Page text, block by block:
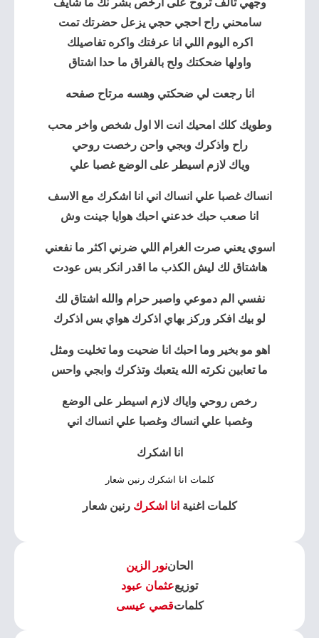
وجهي تالف تروح على ارخص بشر نك ما شايف
سامحني راح احجي حجي يزعل حضرتك تمت
اكره اليوم اللي انا عرفتك واكره تفاصيلك
واولها ضحكتك ولح بالفراق ما حدا اشتاق
انا رجعت لي ضحكتي وهسه مرتاح صفحه
وطويك كلك امحيك انت الا اول شخص واخر محب
راح واذكرك وبجي واحن رخصت روحي
وياك لازم اسيطر على الوضع غصبا علي
انساك غصبا علي انساك اني انا اشكرك مع الاسف
انا صعب حبك خدعني احبك هوايا جينت وش
اسوي يعني صرت الغرام اللي ضرني اكثر ما نفعني
هاشتاق لك ليش الكذب ما اقدر انكر بس عودت
نفسي الم دموعي واصبر حرام والله اشتاق لك
لو بيك افكر وركز بهاي اذكرك هواي بس اذكرك
اهو مو بخير وما احبك انا ضحيت وما تخليت ومثل
ما تعابين نكرته الله يتعبك وتذكرك وابجي واحس
رخص روحي واياك لازم اسيطر على الوضع
وغصبا علي انساك وغصبا علي انساك اني
انا اشكرك
كلمات انا اشكرك رنين شعار
كلمات اغنية انا اشكرك رنين شعار
الحاننور الزين
توزيععثمان عبود
كلماتقصي عيسى